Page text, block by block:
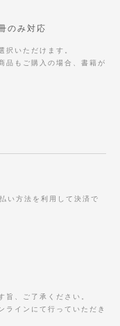
のみ対応
択いただけます。
品もご購入の場合、書籍が
い方法を利用して決済で
旨、ご了承ください。
ラインにて行っていただき